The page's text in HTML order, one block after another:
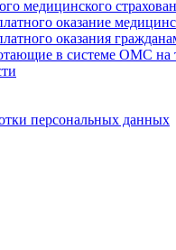
медицинского
оказание
оказания
в системе ОМС на
персональных данных